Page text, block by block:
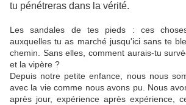
tu pénétreras dans la vérité.
Les sandales de tes pieds : ces
auxquelles tu as marché jusqu'ici sans te
chemin. Sans elles, comment aurais-tu
et la vipère ?
Depuis notre petite enfance, nous nous
avec la vie comme nous avons pu. Nous
après jour, expérience après expérience,